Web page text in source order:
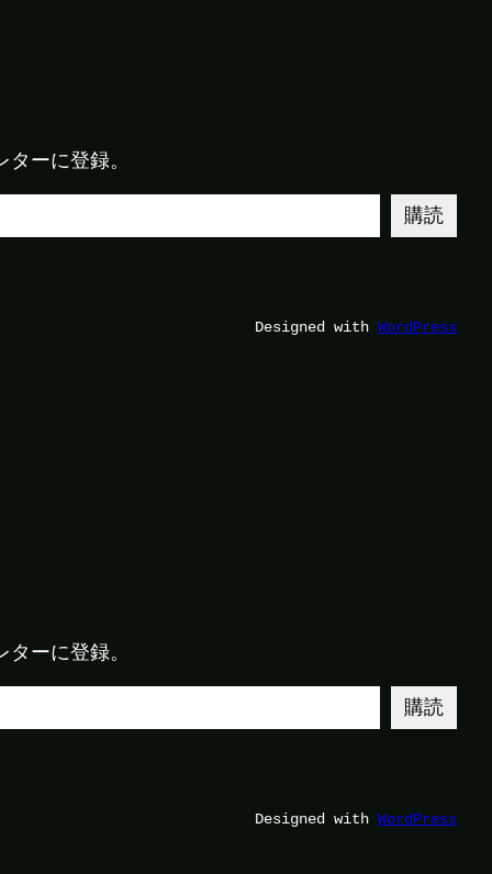
ーに登録。
購読
Designed with WordPress
ーに登録。
購読
Designed with WordPress